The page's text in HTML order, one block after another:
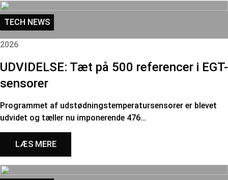
TECH NEWS
2026
UDVIDELSE: Tæt på 500 referencer i EGT-
sensorer
Programmet af udstødningstemperatursensorer er blevet
udvidet og tæller nu imponerende 476…
LÆS MERE